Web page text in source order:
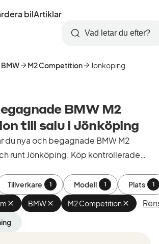
Startsida
bilArtiklar
Skapa
konto
Logga
in
Sök
BMW M2 Competition Jonkoping
BMW M2
till salu i Jönköping
du nya och begagnade BMW M2
runt Jönköping. Köp kontrollerade
Tillverkare 1 Modell 1 Plats 1
Ta
bort
aktivt
BMW Ta
bort
M2 Competition Ta
bort